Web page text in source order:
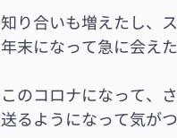
知り合いも増えたし、
年末になって急に会えた
このコロナになって、
送るようになって気が